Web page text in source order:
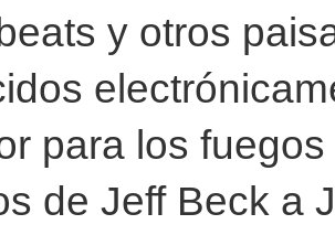
y otros
para los
de Jeff Beck a